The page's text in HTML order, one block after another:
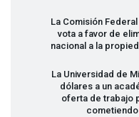
La Comisión
vota a favor de
nacional a la
La Universidad de
dólares a un
oferta de trabajo